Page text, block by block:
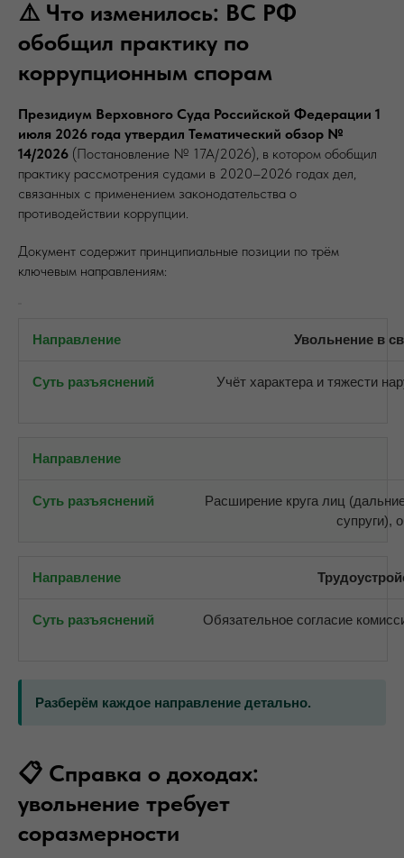
⚠️ Что изменилось: ВС РФ
обобщил практику по
коррупционным спорам
Президиум Верховного Суда Российской Федерации 1
июля 2026 года утвердил Тематический обзор №
14/2026 (Постановление № 17А/2026), в котором обобщил
практику рассмотрения судами в 2020–2026 годах дел,
связанных с применением законодательства о
противодействии коррупции.
Документ содержит принципиальные позиции по трём
ключевым направлениям:
Увольнение в
Учёт характера и тяжести
Расширение круга лиц
супруги),
Обязательное согласие
Разберём каждое направление детально.
📋 Справка о доходах:
увольнение требует
соразмерности